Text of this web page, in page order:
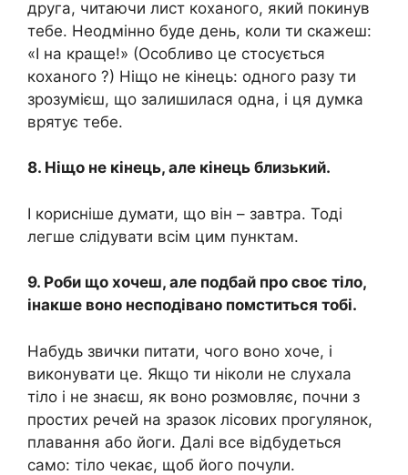
друга, читаючи лист коханого, який покинув
тебе. Неодмінно буде день, коли ти скажеш:
«І на краще!» (Особливо це стосується
коханого ?) Ніщо не кінець: одного разу ти
зрозумієш, що залишилася одна, і ця думка
врятує тебе.
8. Ніщо не кінець, але кінець близький.
І корисніше думати, що він – завтра. Тоді
легше слідувати всім цим пунктам.
9. Роби що хочеш, але подбай про своє тіло,
інакше воно несподівано помститься тобі.
Набудь звички питати, чого воно хоче, і
виконувати це. Якщо ти ніколи не слухала
тіло і не знаєш, як воно розмовляє, почни з
простих речей на зразок лісових прогулянок,
плавання або йоги. Далі все відбудеться
само: тіло чекає, щоб його почули.